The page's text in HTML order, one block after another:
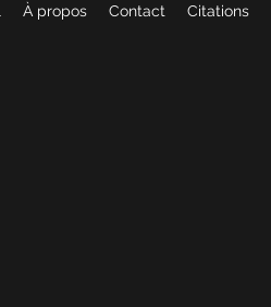
À propos Contact Citations